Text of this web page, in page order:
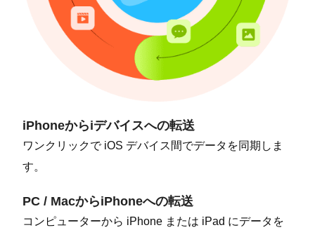
iPhoneからiデバイスへの転送
ワンクリックで iOS デバイス間でデータを同期しま
す。
PC / MacからiPhoneへの転送
コンピューターから iPhone または iPad にデータを